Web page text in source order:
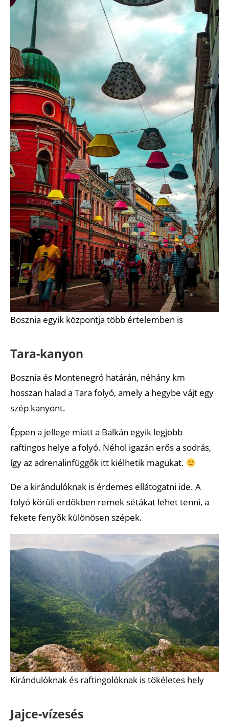
Bosznia egyik központja több értelemben is
Tara-kanyon
Bosznia és Montenegró határán, néhány km
hosszan halad a Tara folyó, amely a hegybe vájt egy
szép kanyont.
Éppen a jellege miatt a Balkán egyik legjobb
raftingos helye a folyó. Néhol igazán erős a sodrás,
így az adrenalinfüggők itt kiélhetik magukat.
De a kirándulóknak is érdemes ellátogatni ide. A
folyó körüli erdőkben remek sétákat lehet tenni, a
fekete fenyők különösen szépek.
Kirándulóknak és raftingolóknak is tökéletes hely
Jajce-vízesés